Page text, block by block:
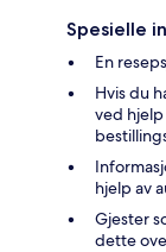
Spesielle
En
Hvis du
ved
hjelp av
Gjester
dette